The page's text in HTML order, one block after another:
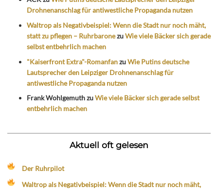
Drohnenanschlag für antiwestliche Propaganda nutzen
Waltrop als Negativbeispiel: Wenn die Stadt nur noch mäht,
statt zu pflegen – RuhrbaronezuWie viele Bäcker sich gerade
selbst entbehrlich machen
"Kaiserfront Extra"-RomanfanzuWie Putins deutsche
Lautsprecher den Leipziger Drohnenanschlag für
antiwestliche Propaganda nutzen
Frank WohlgemuthzuWie viele Bäcker sich gerade selbst
entbehrlich machen
Aktuell oft gelesen
Der Ruhrpilot
Waltrop als Negativbeispiel: Wenn die Stadt nur noch mäht,